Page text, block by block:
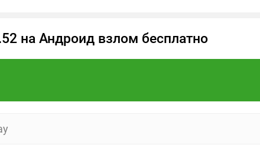
на Андроид взлом бесплатно